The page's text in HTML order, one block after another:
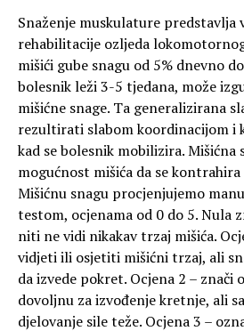
Snaženje muskulature predstavlja
rehabilitacije ozljeda
mišići gube snagu od 5% dnevno
bolesnik leži 3-5 tjedana, može
mišićne snage. Ta generalizirana
rezultirati slabom koordinacijom i
kad se bolesnik mobilizira. Mišićna
mogućnost mišića da se
Mišićnu snagu procjenjujemo
testom, ocjenama od 0 do 5. Nula
niti ne vidi nikakav trzaj mišića.
vidjeti ili osjetiti mišićni trzaj, ali
da izvede pokret. Ocjena 2 – znači
dovoljnu za izvođenje kretnje, ali
djelovanje sile teže. Ocjena 3 –